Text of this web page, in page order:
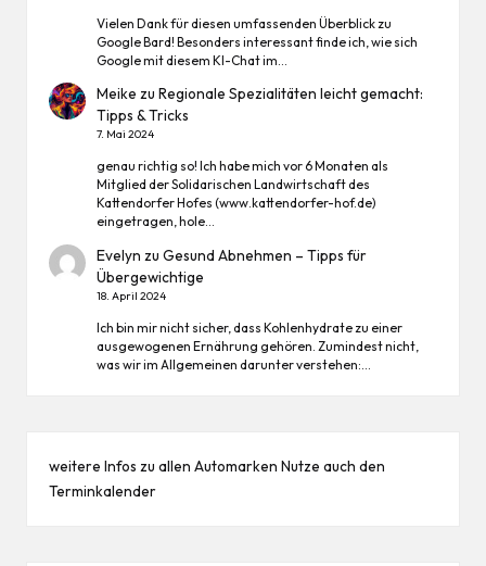
Vielen Dank für diesen umfassenden Überblick zu
Google Bard! Besonders interessant finde ich, wie sich
Google mit diesem KI-Chat im…
Meike zuRegionale Spezialitäten leicht gemacht:
Tipps & Tricks
7. Mai 2024
genau richtig so! Ich habe mich vor 6 Monaten als
Mitglied der Solidarischen Landwirtschaft des
Kattendorfer Hofes (www.kattendorfer-hof.de)
eingetragen, hole…
Evelyn zuGesund Abnehmen – Tipps für
Übergewichtige
18. April 2024
Ich bin mir nicht sicher, dass Kohlenhydrate zu einer
ausgewogenen Ernährung gehören. Zumindest nicht,
was wir im Allgemeinen darunter verstehen:…
weitere Infos zu allen Automarken Nutze auch den
Terminkalender